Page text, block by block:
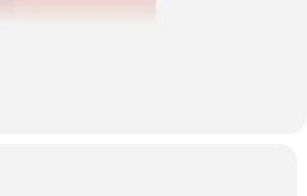
ότι οι θεατές τον